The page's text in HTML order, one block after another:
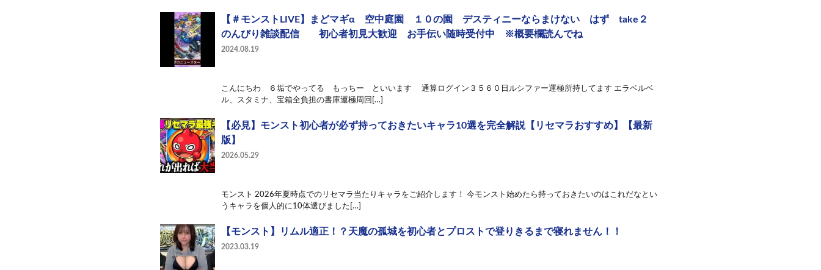
【＃モンストLIVE】まどマギα 空中庭園 １０の園 デスティニーならまけない はず take２
のんびり雑談配信 初心者初見大歓迎 お手伝い随時受付中 ※概要欄読んでね
2024.08.19
こんにちわ ６垢でやってる もっちー といいます 通算ログイン３５６０日ルシファー運極所持してます エラベルベ
ル、スタミナ、宝箱全負担の書庫運極周回[…]
【必見】モンスト初心者が必ず持っておきたいキャラ10選を完全解説【リセマラおすすめ】【最新
版】
2026.05.29
モンスト 2026年夏時点でのリセマラ当たりキャラをご紹介します！ 今モンスト始めたら持っておきたいのはこれだなとい
うキャラを個人的に10体選びました[…]
【モンスト】リムル適正！？天魔の孤城を初心者とプロストで登りきるまで寝れません！！
2023.03.19